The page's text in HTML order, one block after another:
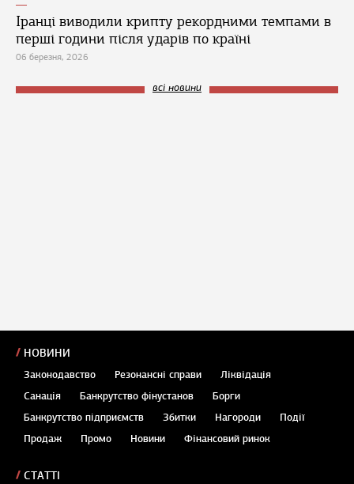
Іранці виводили крипту рекордними темпами в
перші години після ударів по країні
06 березня, 2026
всі новини
НОВИНИ
Законодавство Резонансні справи
Ліквідація
Санація
Банкрутство фінустанов
Борги
Банкрутство підприємств
Збитки Нагороди
Події
Продаж
Промо Новини Фінансовий ринок
СТАТТІ